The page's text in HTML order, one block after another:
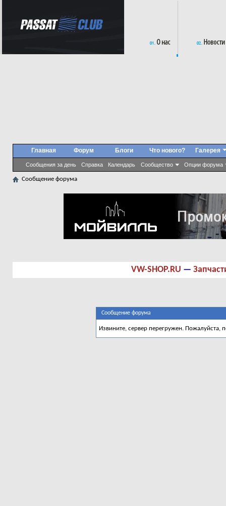
Главная Форум
Сообщения за день Справка Календарь Сообщество Опции форума
Блоги Что нового? Галерея
Сообщение форума
VW-SHOP.RU —
Сообщение форума
Извините, сервер перегружен. Пожалуйста,